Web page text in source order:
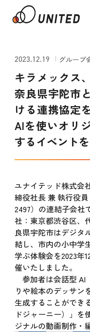
2023.12.19 グループ
キラメックス
奈良県宇陀市
ける連携協定
AIを使いオリ
するイベント
ユナイテッド株式会
締役社長 兼 執行役
2497）の連結子会社
社：東京都渋谷区、
良県宇陀市はデジタ
結し、市内の小中学
学ぶ体験会を2023年
催いたしました。
参加者は会話型 AI
りや絵本のデッサン
生成することができ
ドジャーニー）」を
ジナルの動画制作・